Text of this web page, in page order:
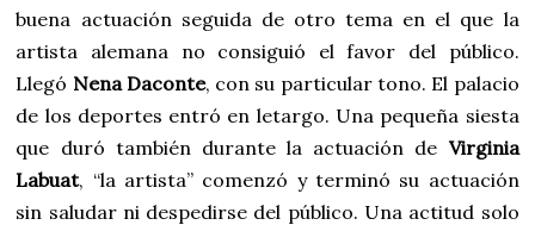
buena actuación seguida de otro tema en el que la
artista alemana no consiguió el favor del público.
Llegó Nena Daconte, con su particular tono. El palacio
de los deportes entró en letargo. Una pequeña siesta
que duró también durante la actuación de Virginia
Labuat, “la artista” comenzó y terminó su actuación
sin saludar ni despedirse del público. Una actitud solo